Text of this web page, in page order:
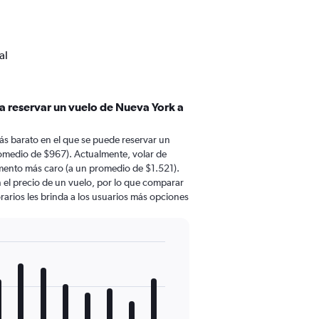
reservar un vuelo de Nueva York a
barato en el que se puede reservar un
de $967). Actualmente, volar de
más caro (a un promedio de $1.521).
precio de un vuelo, por lo que comparar
les brinda a los usuarios más opciones